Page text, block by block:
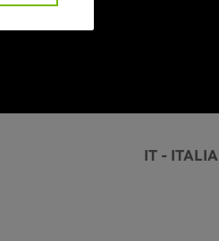
IT - ITALIA